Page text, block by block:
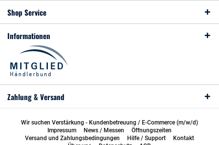
Shop Service
Informationen
Zahlung & Versand
Wir suchen Verstärkung - Kundenbetreuung / E-Commerce (m/w/d)
Impressum
News / Messen
Öffnungszeiten
Versand und Zahlungsbedingungen
Hilfe / Support
Kontakt